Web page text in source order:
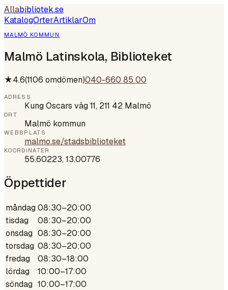
Allabibliotek.se
KatalogOrterArtiklarOm
MALMÖ KOMMUN
Malmö Latinskola, Biblioteket
★4.6(1106 omdömen)040-660 85 00
ADRESS
Kung Oscars väg 11, 211 42 Malmö
ORT
Malmö kommun
WEBBPLATS
malmo.se/stadsbiblioteket
KOORDINATER
55.60223,13.00776
Öppettider
måndag08:30–20:00
tisdag
08:30–20:00
onsdag 08:30–20:00
torsdag 08:30–20:00
fredag
08:30–18:00
lördag
10:00–17:00
söndag 10:00–17:00